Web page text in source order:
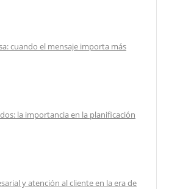
cuando el mensaje importa más
la importancia en la planificación
y atención al cliente en la era de